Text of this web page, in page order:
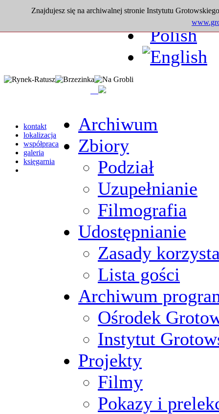
Znajdujesz się na archiwalnej stronie Instytutu
kontakt
lokalizacja
współpraca
galeria
księgarnia
Archiwum
Zbiory
Podział
Uzupełnianie
Filmografia
Udostępnianie
Zasady
Lista gości
Archiwum
Ośrodek
Instytut
Projekty
Filmy
Pokazy i